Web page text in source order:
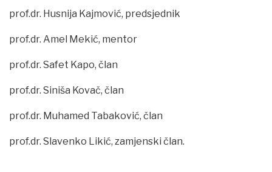
prof.dr. Husnija Kajmović, predsjednik
prof.dr. Amel Mekić, mentor
prof.dr. Safet Kapo, član
prof.dr. Siniša Kovač, član
prof.dr. Muhamed Tabaković, član
prof.dr. Slavenko Likić, zamjenski član.